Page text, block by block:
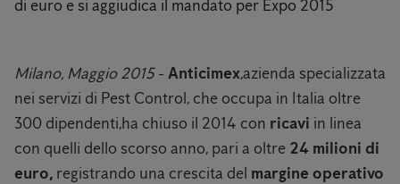
di euro e si aggiudica il mandato per Expo 2015
Milano, Maggio 2015- Anticimex,azienda specializzata
nei servizi di Pest Control, che occupa in Italia oltre
300 dipendenti,ha chiuso il 2014 con ricavi in linea
con quelli dello scorso anno, pari a oltre 24 milioni di
euro, registrando una crescita del margine operativo